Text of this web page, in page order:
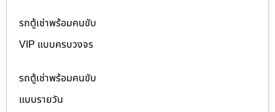
รถตู้เช่าพร้อมคนขับ
VIP แบบครบวงจร
รถตู้เช่าพร้อมคนขับ
แบบรายวัน